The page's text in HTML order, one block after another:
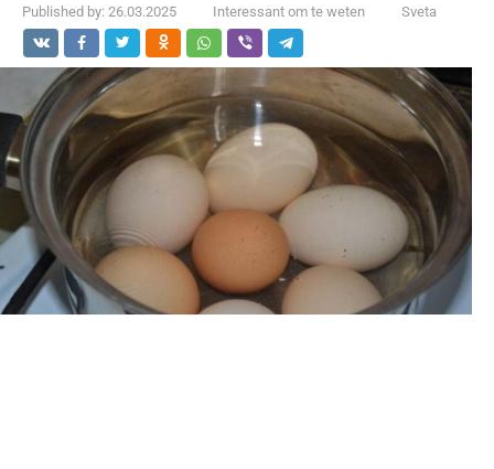
Published by: 26.03.2025 Interessant om te weten Sveta